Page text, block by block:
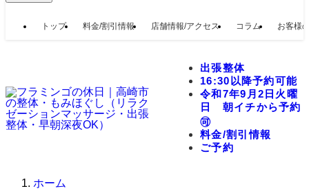
トップ 料金/割引情報 店舗情報/アクセス コラム お客様
出張整体
16:30以降予約可能
令和7年9月2日火曜
日 朝イチから予約
🉑
料金/割引情報
ご予約
ホーム